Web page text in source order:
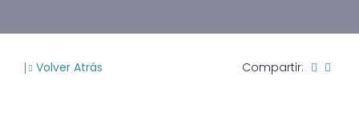
Volver Atrás Compartir: